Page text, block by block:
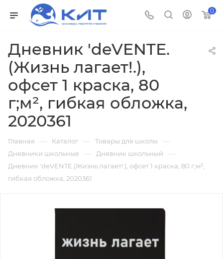
0
Дневник 'deVENTE.
(Жизнь лагает!.),
офсет 1 краска, 80
г;м², гибкая обложка,
2020361
Главная — Каталог — Товары для школы —
Дневники школьные — Дневник школьный —
Дневник 'deVENTE.(Жизнь лагает!.), офсет 1 краска, 80 г;м²,
гибкая обложка, 2020361